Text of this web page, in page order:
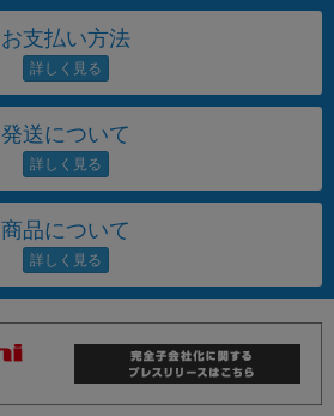
お支払い方法
発送について
商品について